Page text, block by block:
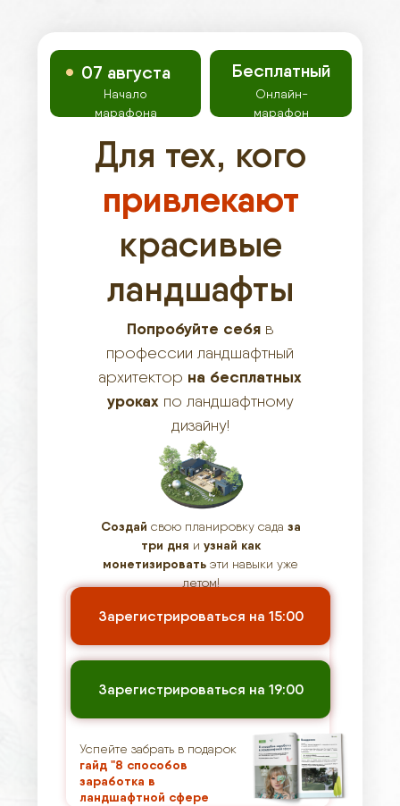
Попробуйте себя в
профессии ландшафтный
архитектор на бесплатных
уроках по ландшафтному
дизайну!
Для тех, кого
привлекают
красивые
ландшафты
07 августа
Онлайн-
марафон
Начало
марафона
Бесплатный
Создай свою планировку сада за
три дня и узнай как
монетизировать эти навыки уже
летом!
Зарегистрироваться на 15:00
Зарегистрироваться на 19:00
Успейте забрать в подарок
гайд "8 способов
заработка в
ландшафтной сфере